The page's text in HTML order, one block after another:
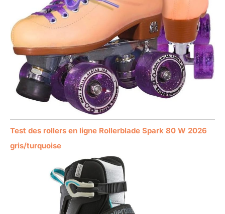
Test des rollers en ligne Rollerblade Spark 80 W 2026
gris/turquoise